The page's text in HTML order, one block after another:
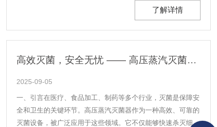
底性，需要从多个方面进行严格把控。二、设备的正确安装与
在通风良好、温度适宜的环境中，避免阳光直射和潮湿......
了解详情
高效灭菌，安全无忧 —— 高压蒸汽灭菌器的应用
2025-09-05
一、引言在医疗、食品加工、制药等多个行业，灭菌是保障安
全和卫生的关键环节。高压蒸汽灭菌器作为一种高效、可靠的
灭菌设备，被广泛应用于这些领域。它不仅能够快速杀灭细